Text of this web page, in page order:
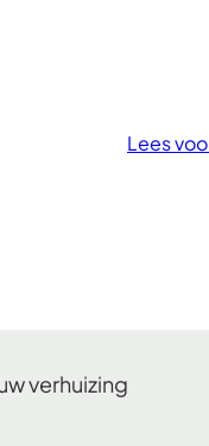
Lees
verhuizing